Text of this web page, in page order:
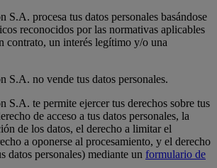
S.A. procesa tus datos personales basándose
reconocidos por las normativas aplicables
contrato, un interés legítimo y/o una
S.A. no vende tus datos personales.
S.A. te permite ejercer tus derechos sobre tus
de acceso a tus datos personales, la
de los datos, el derecho a limitar el
a oponerse al procesamiento, y el derecho
datos personales) mediante un formulario de